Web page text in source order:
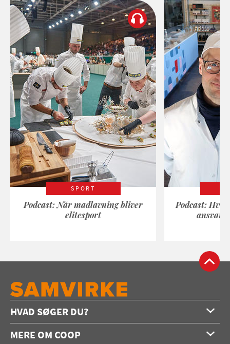
SPORT
Podcast: Når madlavning bliver
elitesport
Podcast:
HVAD SØGER DU?
Opskrifter
MERE OM COOP